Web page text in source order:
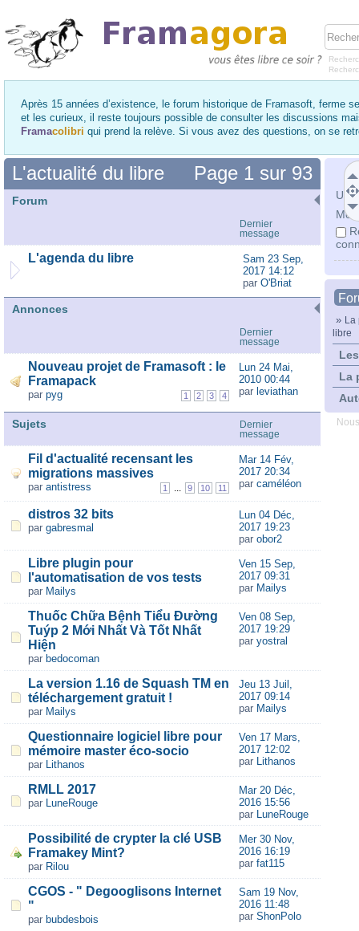
Après 15 années d’existence, le forum historique de Framasoft, ferme
et les curieux, il reste toujours possible de consulter les discussions
Framacolibri qui prend la relève. Si vous avez des questions, on se
Mot
» La
libre
La
Page 1 sur 93
L'actualité du libre
Forum
Dernier
message
L'agenda du libre
Sam 23 Sep,
2017 14:12
par O'Briat
Annonces
Dernier
message
Nouveau projet de Framasoft : le
Framapack
1 2 3 4
par pyg
Lun 24 Mai,
2010 00:44
par leviathan
Sujets
Dernier
message
Fil d'actualité recensant les
migrations massives
1 ... 9 10 11
par antistress
Mar 14 Fév,
2017 20:34
par caméléon
distros 32 bits
par gabresmal
Lun 04 Déc,
2017 19:23
par obor2
Libre plugin pour
l'automatisation de vos tests
par Mailys
Ven 15 Sep,
2017 09:31
par Mailys
Thuốc Chữa Bệnh Tiểu Đường
Tuýp 2 Mới Nhất Và Tốt Nhất
Hiện
par bedocoman
Ven 08 Sep,
2017 19:29
par yostral
La version 1.16 de Squash TM en
téléchargement gratuit !
par Mailys
Jeu 13 Juil,
2017 09:14
par Mailys
Questionnaire logiciel libre pour
mémoire master éco-socio
par Lithanos
Ven 17 Mars,
2017 12:02
par Lithanos
RMLL 2017
par LuneRouge
Mar 20 Déc,
2016 15:56
par LuneRouge
Possibilité de crypter la clé USB
Framakey Mint?
par Rilou
Mer 30 Nov,
2016 16:19
par fat115
CGOS - " Degooglisons Internet
"
par bubdesbois
Sam 19 Nov,
2016 11:48
par ShonPolo